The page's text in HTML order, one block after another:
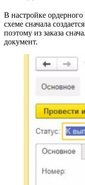
В настройке
схеме сначала
поэтому из заказа
документ.